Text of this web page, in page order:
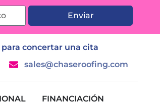
Enviar
concertar una cita
sales@chaseroofing.com
FINANCIACIÓN